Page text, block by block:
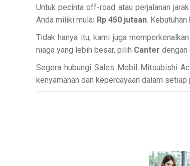
Untuk pecinta off-road atau perjalanan jarak
Anda miliki mulai Rp 450 jutaan.
Tidak hanya itu, kami juga memperkenalkan
niaga yang lebih besar, pilih Canter dengan
Segera hubungi Sales Mobil Mitsubishi
kenyamanan dan kepercayaan dalam setiap